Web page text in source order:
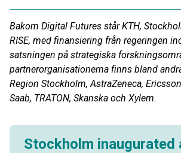
Bakom Digital Futures står KTH,
RISE, med finansiering från regeringen
satsningen på strategiska
partnerorganisationerna finns bland
Region Stockholm, AstraZeneca,
Saab, TRATON, Skanska och Xylem.
Stockholm inaugurated